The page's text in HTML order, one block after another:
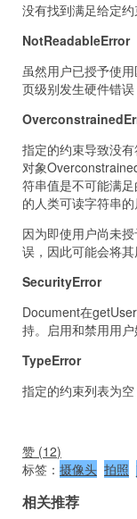
没有找到满足给定约
NotReadableError
虽然用户已授予使
页级别发生硬件错误
指定的约束导致没
对象
符串值是不可能满
的人类可读字符串的
因为即使用户尚未
误，因此可能会将其
SecurityError
Document在
持。启用和禁用用户
TypeError
指定的约束列表为空
赞 (12)
标签： 摄像头 拍照
相关推荐